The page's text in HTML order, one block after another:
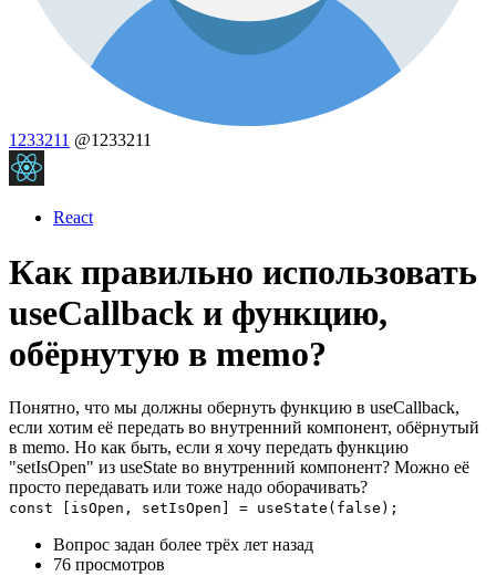
1233211 @1233211
React
Как правильно использовать
useCallback и функцию,
обёрнутую в memo?
Понятно, что мы должны обернуть функцию в useCallback,
если хотим её передать во внутренний компонент, обёрнутый
в memo. Но как быть, если я хочу передать функцию
"setIsOpen" из useState во внутренний компонент? Можно её
просто передавать или тоже надо оборачивать?
const [isOpen, setIsOpen] = useState(false);
Вопрос задан более трёх лет назад
76 просмотров